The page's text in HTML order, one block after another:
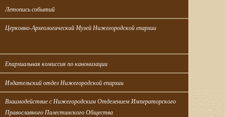
Летопись событий
Церковно-Археологический Музей Нижегородской епархии
Епархиальная комиссия по канонизации
Издательский отдел Нижегородской епархии
Взаимодействие с Нижегородским Отделением Императорского
Православного Палестинского Общества